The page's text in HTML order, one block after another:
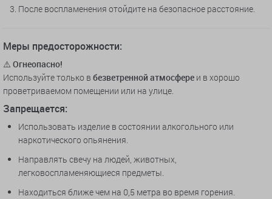
После воспламенения отойдите на безопасное расстояние.
Меры предосторожности:
⚠️ Огнеопасно!
Используйте только в безветренной атмосфере и в хорошо
проветриваемом помещении или на улице.
Запрещается:
Использовать изделие в состоянии алкогольного или
наркотического опьянения.
Направлять свечу на людей, животных,
легковоспламеняющиеся предметы.
Находиться ближе чем на 0,5 метра во время горения.